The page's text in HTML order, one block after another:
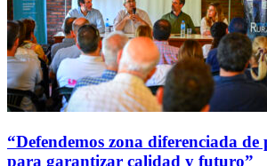
“Defendemos zona diferenciada de
para garantizar calidad y futuro”